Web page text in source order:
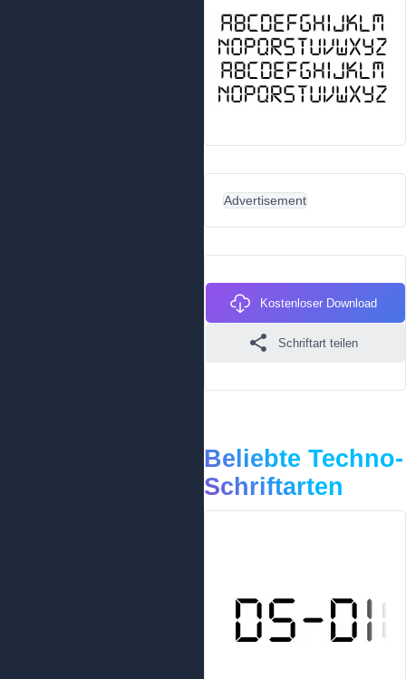
Advertisement
Kostenloser Download
Schriftart teilen
Beliebte Techno-
Schriftarten